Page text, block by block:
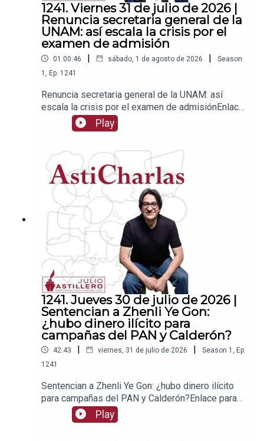
1241. Viernes 31 de julio de 2026 |
Renuncia secretaria general de la
UNAM: así escala la crisis por el
examen de admisión
01:00:46 | sábado, 1 de agosto de 2026 |
Season
1
Ep. 1241
Renuncia secretaria general de la UNAM: así
escala la crisis por el examen de admisiónEnlace
para apoyar vía
Patreon:https://www.patreon.com/julioastilleroEnl
PayPal:https://www.paypal.me/julioastilleroCuent
a para hacer transferencias a cuenta BBVA a
nombre de Julio Hernández López:
1539408017CLABE: 012 320 01539408017
2Tienda:https://julioastillerotienda.com/
Play
1241. Jueves 30 de julio de 2026 |
Sentencian a Zhenli Ye Gon:
¿hubo dinero ilícito para
campañas del PAN y Calderón?
42:43 | viernes, 31 de julio de 2026 | Season 1
Ep.
1241
Sentencian a Zhenli Ye Gon: ¿hubo dinero ilícito
para campañas del PAN y Calderón?Enlace para
apoyar vía
Patreon:https://www.patreon.com/julioastilleroEnl
Play